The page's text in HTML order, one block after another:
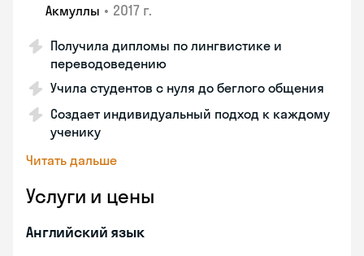
Акмуллы • 2017 г.
Получила дипломы по лингвистике и
переводоведению
Учила студентов с нуля до беглого общения
Создает индивидуальный подход к каждому
ученику
Читать дальше
Услуги и цены
Английский язык